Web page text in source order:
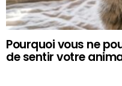
Pourquoi vous ne
de sentir votre